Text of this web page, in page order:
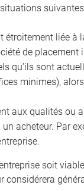
étroitement liée
de placement
qu’ils sont
minimes),
aux qualités
acheteur. Par
soit
considérera